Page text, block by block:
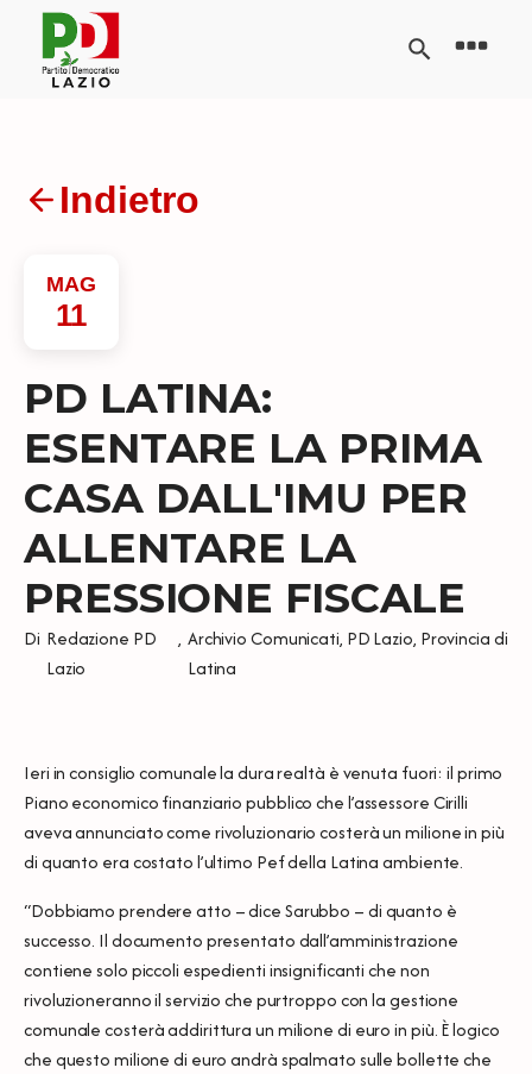
Indietro
MAG
11
PD LATINA:
ESENTARE LA PRIMA
CASA DALL'IMU PER
ALLENTARE LA
PRESSIONE FISCALE
Di Redazione PD
Lazio
, Archivio Comunicati, PD Lazio, Provincia di
Latina
Ieri in consiglio comunale la dura realtà è venuta fuori: il primo
Piano economico finanziario pubblico che l’assessore Cirilli
aveva annunciato come rivoluzionario costerà un milione in più
di quanto era costato l’ultimo Pef della Latina ambiente.
“Dobbiamo prendere atto – dice Sarubbo – di quanto è
successo. Il documento presentato dall’amministrazione
contiene solo piccoli espedienti insignificanti che non
rivoluzioneranno il servizio che purtroppo con la gestione
comunale costerà addirittura un milione di euro in più. È logico
che questo milione di euro andrà spalmato sulle bollette che